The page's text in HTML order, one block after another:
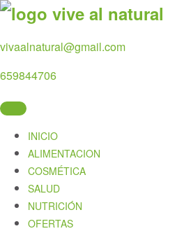
Skip
content
vivaalnatural@gmail.com
659844706
INICIO
ALIMENTACION
COSMÉTICA
SALUD
NUTRICIÓN
OFERTAS